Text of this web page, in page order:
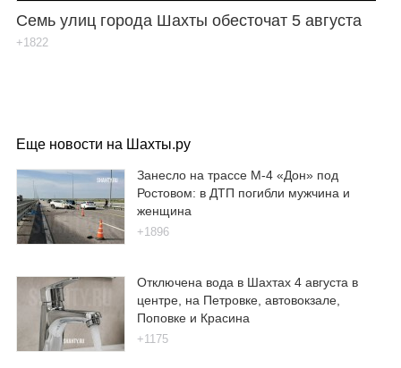
Семь улиц города Шахты обесточат 5 августа
+1822
Еще новости на Шахты.ру
Занесло на трассе М-4 «Дон» под
Ростовом: в ДТП погибли мужчина и
женщина
+1896
Отключена вода в Шахтах 4 августа в
центре, на Петровке, автовокзале,
Поповке и Красина
+1175